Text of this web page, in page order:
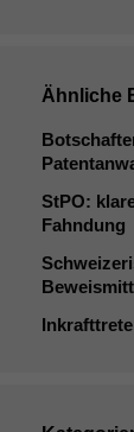
Ähnliche
StPO:
Fahndung